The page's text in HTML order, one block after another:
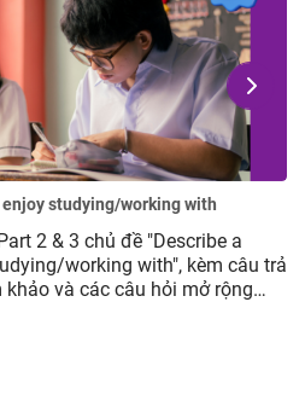
have seen but you did not like
2 & 3 chủ đề Describe an
but you did not like, kèm câu
khảo và các câu hỏi mở rộng